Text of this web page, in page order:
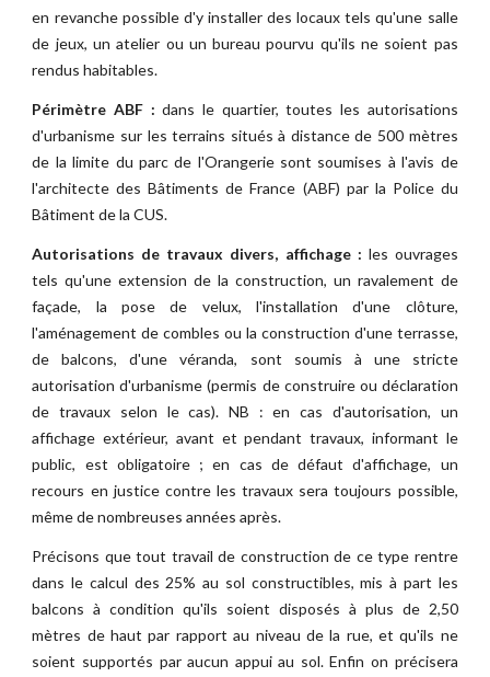
en revanche possible d'y installer des locaux tels qu'une salle
de jeux, un atelier ou un bureau pourvu qu'ils ne soient pas
rendus habitables.
Périmètre ABF :dans le quartier, toutes les autorisations
d'urbanisme sur les terrains situés à distance de 500 mètres
de la limite du parc de l'Orangerie sont soumises à l'avis de
l'architecte des Bâtiments de France (ABF) par la Police du
Bâtiment de la CUS.
Autorisations de travaux divers, affichage : les ouvrages
tels qu'une extension de la construction, un ravalement de
façade, la pose de velux, l'installation d'une clôture,
l'aménagement de combles ou la construction d'une terrasse,
de balcons, d'une véranda, sont soumis à une stricte
autorisation d'urbanisme (permis de construire ou déclaration
de travaux selon le cas). NB : en cas d'autorisation, un
affichage extérieur, avant et pendant travaux, informant le
public, est obligatoire ; en cas de défaut d'affichage, un
recours en justice contre les travaux sera toujours possible,
même de nombreuses années après.
Précisons que tout travail de construction de ce type rentre
dans le calcul des 25% au sol constructibles, mis à part les
balcons à condition qu'ils soient disposés à plus de 2,50
mètres de haut par rapport au niveau de la rue, et qu'ils ne
soient supportés par aucun appui au sol. Enfin on précisera